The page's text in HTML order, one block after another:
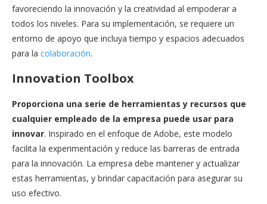
favoreciendo la innovación y la creatividad al empoderar a
todos los niveles. Para su implementación, se requiere un
entorno de apoyo que incluya tiempo y espacios adecuados
para la colaboración.
Innovation Toolbox
Proporciona una serie de herramientas y recursos que
cualquier empleado de la empresa puede usar para
innovar. Inspirado en el enfoque de Adobe, este modelo
facilita la experimentación y reduce las barreras de entrada
para la innovación. La empresa debe mantener y actualizar
estas herramientas, y brindar capacitación para asegurar su
uso efectivo.